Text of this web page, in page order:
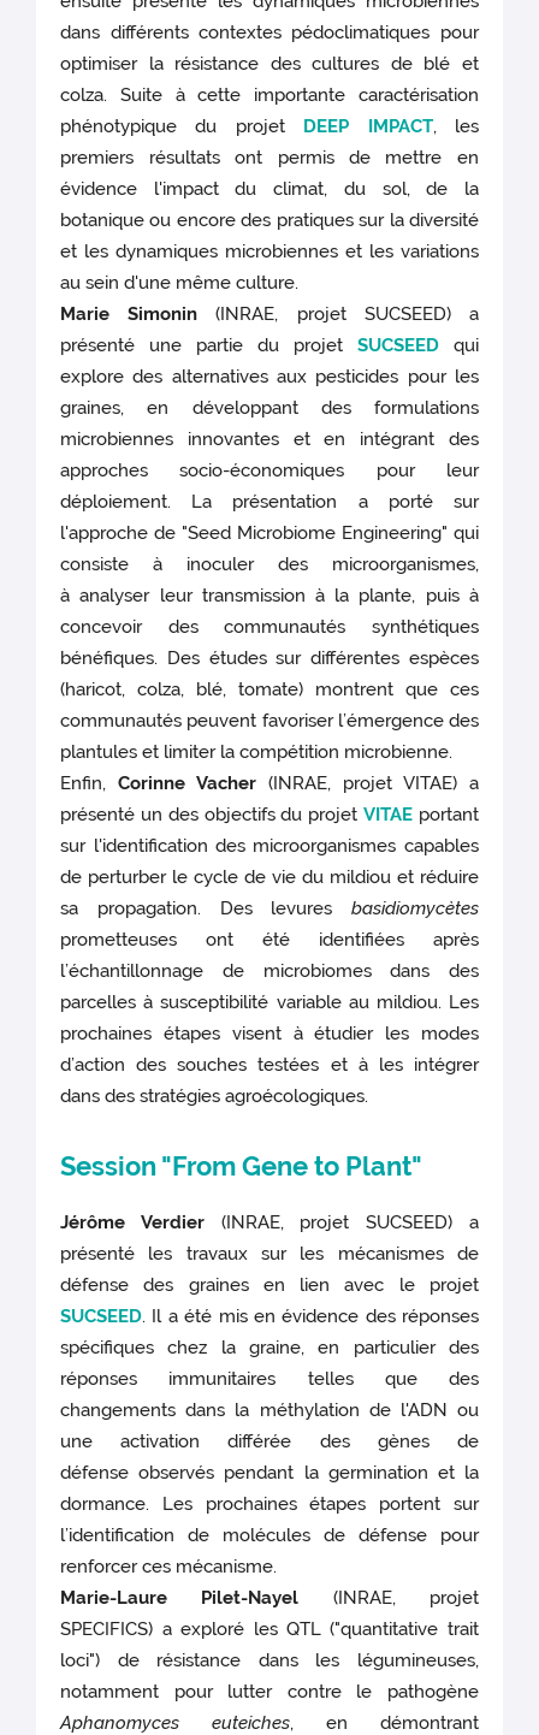
dans différents contextes pédoclimatiques pour
optimiser la résistance des cultures de blé et
colza. Suite à cette importante caractérisation
phénotypique du projet DEEP IMPACT, les
premiers résultats ont permis de mettre en
évidence l'impact du climat, du sol, de la
botanique ou encore des pratiques sur la diversité
et les dynamiques microbiennes et les variations
au sein d'une même culture.
Marie Simonin (INRAE, projet SUCSEED) a
présenté une partie du projet SUCSEEDqui
explore des alternatives aux pesticides pour les
graines, en développant des formulations
microbiennes innovantes et en intégrant des
approches socio-économiques pour leur
déploiement. La présentation a porté sur
l'approche de "Seed Microbiome Engineering" qui
consiste à inoculer des microorganismes,
à analyser leur transmission à la plante, puis à
concevoir des communautés synthétiques
bénéfiques. Des études sur différentes espèces
(haricot, colza, blé, tomate) montrent que ces
communautés peuvent favoriser l’émergence des
plantules et limiter la compétition microbienne.
Enfin,Corinne Vacher (INRAE, projet VITAE) a
présenté un des objectifs du projetVITAE portant
sur l'identification des microorganismes capables
de perturber le cycle de vie du mildiou et réduire
sa propagation. Des levures basidiomycètes
prometteuses ont été identifiées après
l’échantillonnage de microbiomes dans des
parcelles à susceptibilité variable au mildiou. Les
prochaines étapes visent à étudier les modes
d’action des souches testées et à les intégrer
dans des stratégies agroécologiques.
Session "From Gene to Plant"
Jérôme Verdier(INRAE, projet SUCSEED) a
présenté les travaux sur les mécanismes de
défense des graines en lien avec le projet
SUCSEED. Il a été mis en évidence des réponses
spécifiques chez la graine, en particulier des
réponses immunitaires telles que des
changements dans la méthylation de l'ADN ou
une activation différée des gènes de
défense observés pendant la germination et la
dormance. Les prochaines étapes portent sur
l’identification de molécules de défense pour
renforcer ces mécanisme.
Marie-Laure Pilet-Nayel (INRAE, projet
SPECIFICS) a exploré les QTL ("quantitative trait
loci") de résistance dans les légumineuses,
notamment pour lutter contre le pathogène
Aphanomyces euteiches, en démontrant